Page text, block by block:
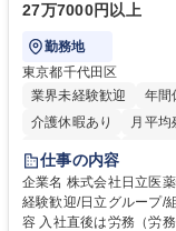
27万7000円以上
勤務地
東京都千代田区
業界未経験歓迎
年間
介護休暇あり
月平均
住宅手当あり
育休あり
完全週休2
仕事の内容
企業名 株式会社日立医薬情報ソリュ
経験歓迎/日立グループ/組
容 入社直後は労務（労